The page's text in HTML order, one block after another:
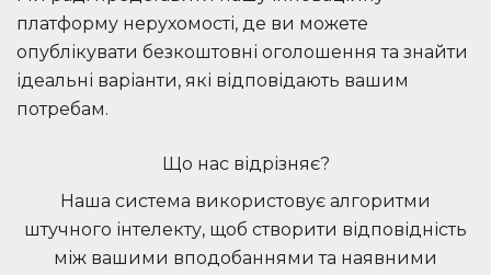
платформу нерухомості, де ви можете
опублікувати безкоштовні оголошення та знайти
ідеальні варіанти, які відповідають вашим
потребам.
Що нас відрізняє?
Наша система використовує алгоритми
штучного інтелекту, щоб створити відповідність
між вашими вподобаннями та наявними